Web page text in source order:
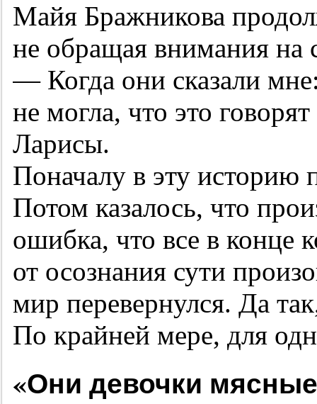
Майя Бражникова
не обращая внимания на
— Когда они сказали
не могла, что это
Ларисы.
Поначалу в эту историю
Потом казалось, что
ошибка, что все в конце
от осознания сути
мир перевернулся. Да
По крайней мере, для
«Они девочки